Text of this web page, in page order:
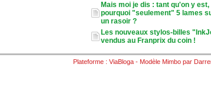
Mais moi je dis : tant qu'on y est,
pourquoi "seulement" 5 lames
un rasoir ?
Les nouveaux stylos-billes
vendus au Franprix du coin !
Plateforme : ViaBloga - Modèle Mimbo par